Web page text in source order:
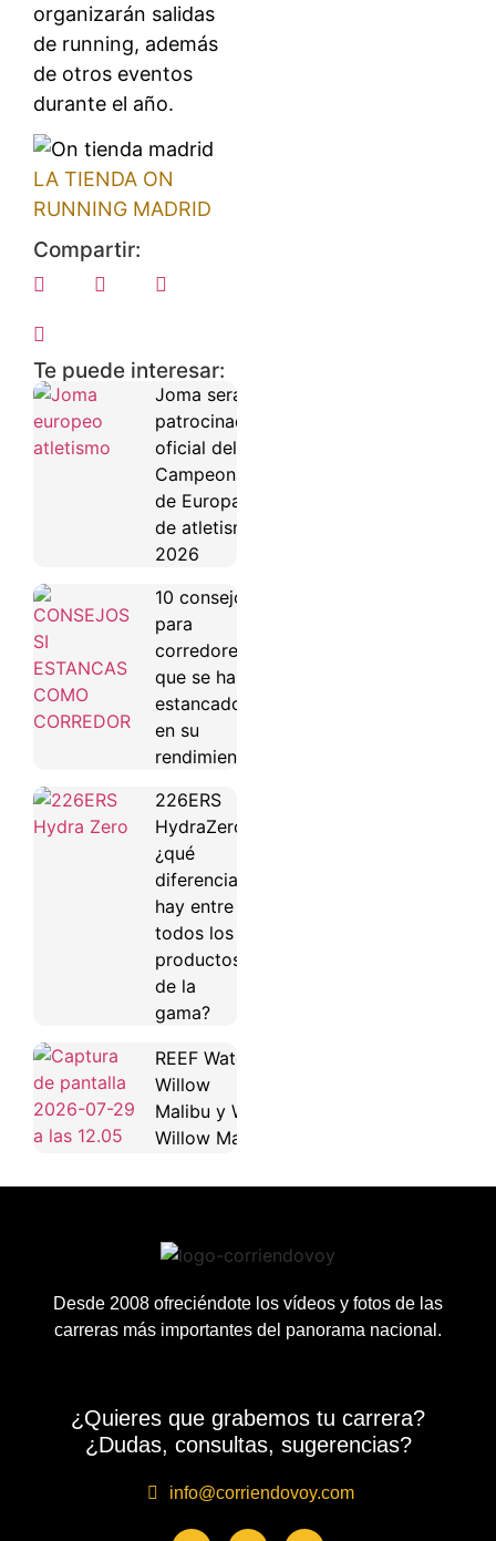
organizarán salidas
de running, además
de otros eventos
durante el año.
LA TIENDA ON
RUNNING MADRID
Compartir:
Te puede interesar:
Joma será
patrocinador
oficial del
Campeonato
de Europa
de atletismo
2026
10 consejos
para
corredores
que se han
estancado
en su
rendimiento
226ERS
HydraZero:
¿qué
diferencias
hay entre
todos los
productos
de la
gama?
REEF Water
Willow
Malibu y Water
Willow Maya
Desde 2008 ofreciéndote los vídeos y fotos de las
carreras más importantes del panorama nacional.
¿Quieres que grabemos tu carrera?
¿Dudas, consultas, sugerencias?
info@corriendovoy.com